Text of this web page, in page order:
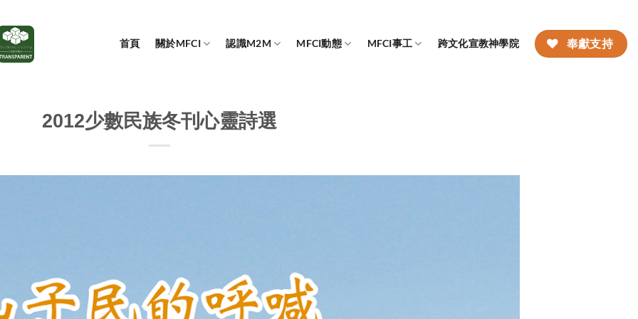
首頁 關於MFCI 認識M2M MFCI動態 MFCI事工 跨文化宣教神學院 奉獻支持
2012少數民族冬刊心靈詩選